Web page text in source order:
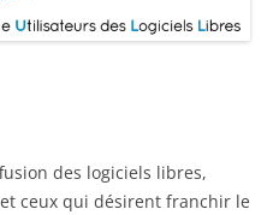
des logiciels libres,
ceux qui désirent franchir le